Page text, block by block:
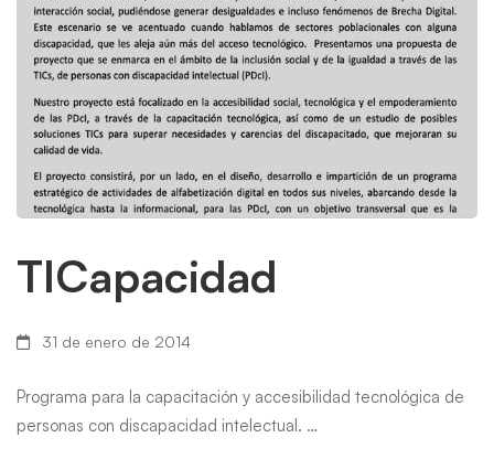
TICapacidad
31 de enero de 2014
Programa para la capacitación y accesibilidad tecnológica de
personas con discapacidad intelectual. …